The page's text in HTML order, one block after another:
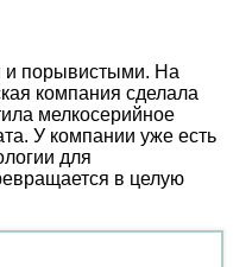
и порывистыми. На
компания сделала
мелкосерийное
У компании уже есть
для
в целую